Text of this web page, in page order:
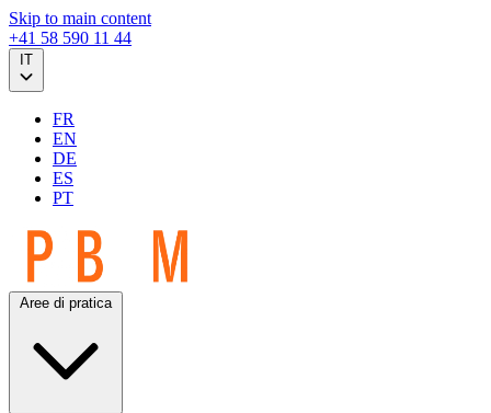
Skip to main content
+41 58 590 11 44
FR
EN
DE
ES
PT
Aree di pratica